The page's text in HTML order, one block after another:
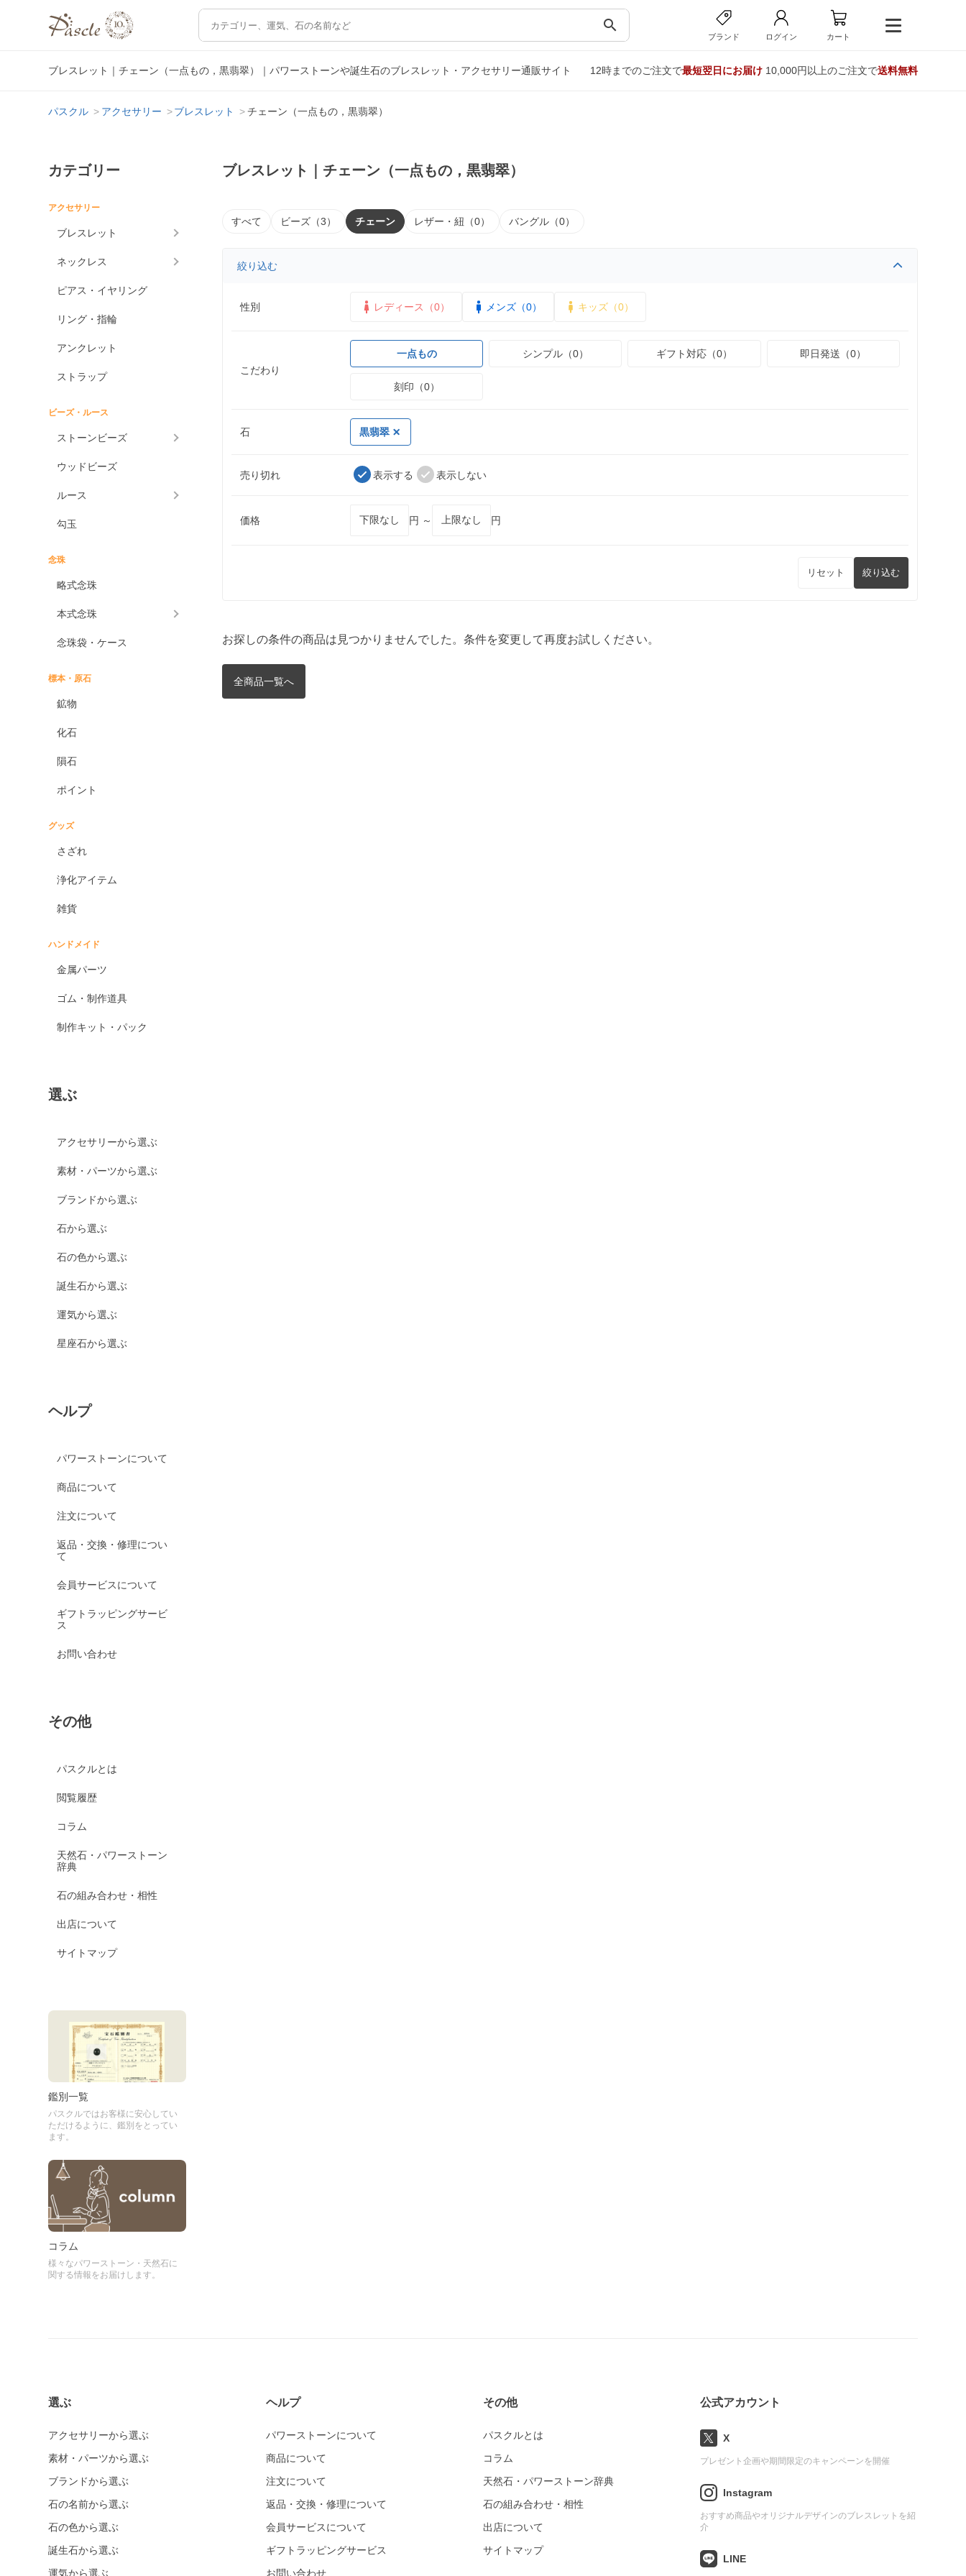
search
ブランド ログイン カート
ブレスレット｜チェーン（一点もの，黒翡翠）｜パワーストーンや誕生石のブレスレット・アクセサリー通販サイト 12時までのご注文で最短翌日にお届け10,000円以上のご注文で送料無料
パスクル アクセサリー ブレスレット チェーン（一点もの，黒翡翠）
カテゴリー
アクセサリー
ブレスレット
ネックレス
ピアス・イヤリング
リング・指輪
アンクレット
ストラップ
ビーズ・ルース
ストーンビーズ
ウッドビーズ
ルース
勾玉
念珠
略式念珠
本式念珠
念珠袋・ケース
標本・原石
鉱物
化石
隕石
ポイント
グッズ
さざれ
浄化アイテム
雑貨
ハンドメイド
金属パーツ
ゴム・制作道具
制作キット・パック
選ぶ
アクセサリーから選ぶ
素材・パーツから選ぶ
ブランドから選ぶ
石から選ぶ
石の色から選ぶ
誕生石から選ぶ
運気から選ぶ
星座石から選ぶ
ヘルプ
パワーストーンについて
商品について
注文について
返品・交換・修理につい
て
会員サービスについて
ギフトラッピングサービ
ス
お問い合わせ
その他
パスクルとは
閲覧履歴
コラム
天然石・パワーストーン
辞典
石の組み合わせ・相性
出店について
サイトマップ
鑑別一覧
パスクルではお客様に安心してい
ただけるように、鑑別をとってい
ます。
コラム
様々なパワーストーン・天然石に
関する情報をお届けします。
ブレスレット｜チェーン（一点もの，黒翡翠）
すべて ビーズ（3） チェーン レザー・紐（0） バングル（0）
絞り込む
性別 レディース（0） メンズ（0） キッズ（0）
こだわり
一点もの シンプル（0） ギフト対応（0） 即日発送（0）
刻印（0）
石 黒翡翠
売り切れ 表示する 表示しない
価格 円 ～ 円
リセット 絞り込む
お探しの条件の商品は見つかりませんでした。条件を変更して再度お試しください。
全商品一覧へ
選ぶ
アクセサリーから選ぶ
素材・パーツから選ぶ
ブランドから選ぶ
石の名前から選ぶ
石の色から選ぶ
誕生石から選ぶ
運気から選ぶ
ヘルプ
パワーストーンについて
商品について
注文について
返品・交換・修理について
会員サービスについて
ギフトラッピングサービス
お問い合わせ
その他
パスクルとは
コラム
天然石・パワーストーン辞典
石の組み合わせ・相性
出店について
サイトマップ
公式アカウント
X
プレゼント企画や期間限定のキャンペーンを開催
Instagram
おすすめ商品やオリジナルデザインのブレスレットを紹
介
LINE